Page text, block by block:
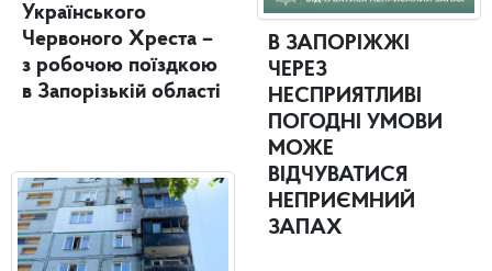
Українського
Червоного Хреста –
з робочою поїздкою
в Запорізькій області
В ЗАПОРІЖЖІ
ЧЕРЕЗ
НЕСПРИЯТЛИВІ
ПОГОДНІ УМОВИ
МОЖЕ
ВІДЧУВАТИСЯ
НЕПРИЄМНИЙ
ЗАПАХ